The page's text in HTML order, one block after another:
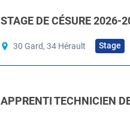
STAGE DE CÉSURE 2026-
30 Gard, 34 Hérault Stage
APPRENTI TECHNICIEN